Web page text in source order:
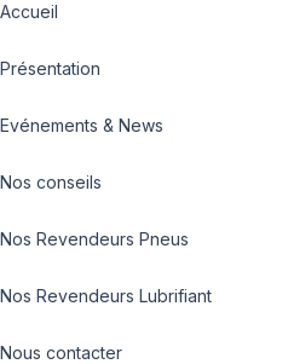
Accueil
Présentation
Evénements & News
Nos conseils
Nos Revendeurs Pneus
Nos Revendeurs Lubrifiant
Nous contacter